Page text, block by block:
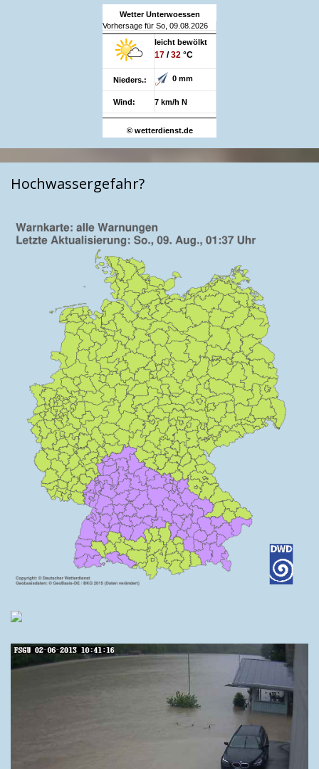
Wetter Unterwoessen
Vorhersage für So, 09.08.2026
leicht bewölkt
17 /32 °C
Nieders.: 0 mm
Wind: 7 km/h N
© wetterdienst.de
Hochwassergefahr?